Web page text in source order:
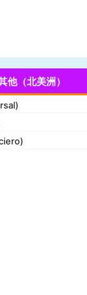
(Breitbart News)
Times)
他（北美洲）